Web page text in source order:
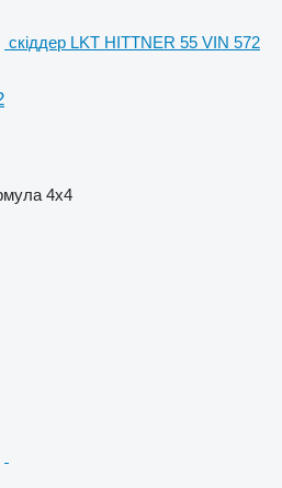
скіддер LKT HITTNER 55 VIN 572
4x4